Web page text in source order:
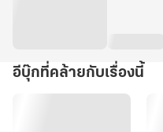
อีบุ๊กที่คล้ายกับเรื่องนี้